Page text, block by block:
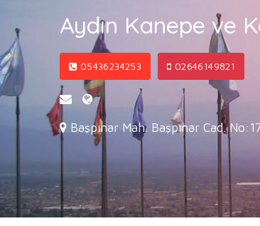
Aydın Kanepe ve
05436234253 02646149821
Başpınar Mah. Başpınar Cad.